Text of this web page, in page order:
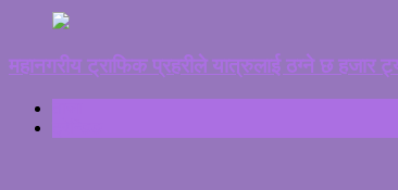
महानगरीय ट्राफिक प्रहरीले यात्रुलाई ठग्ने छ हजार